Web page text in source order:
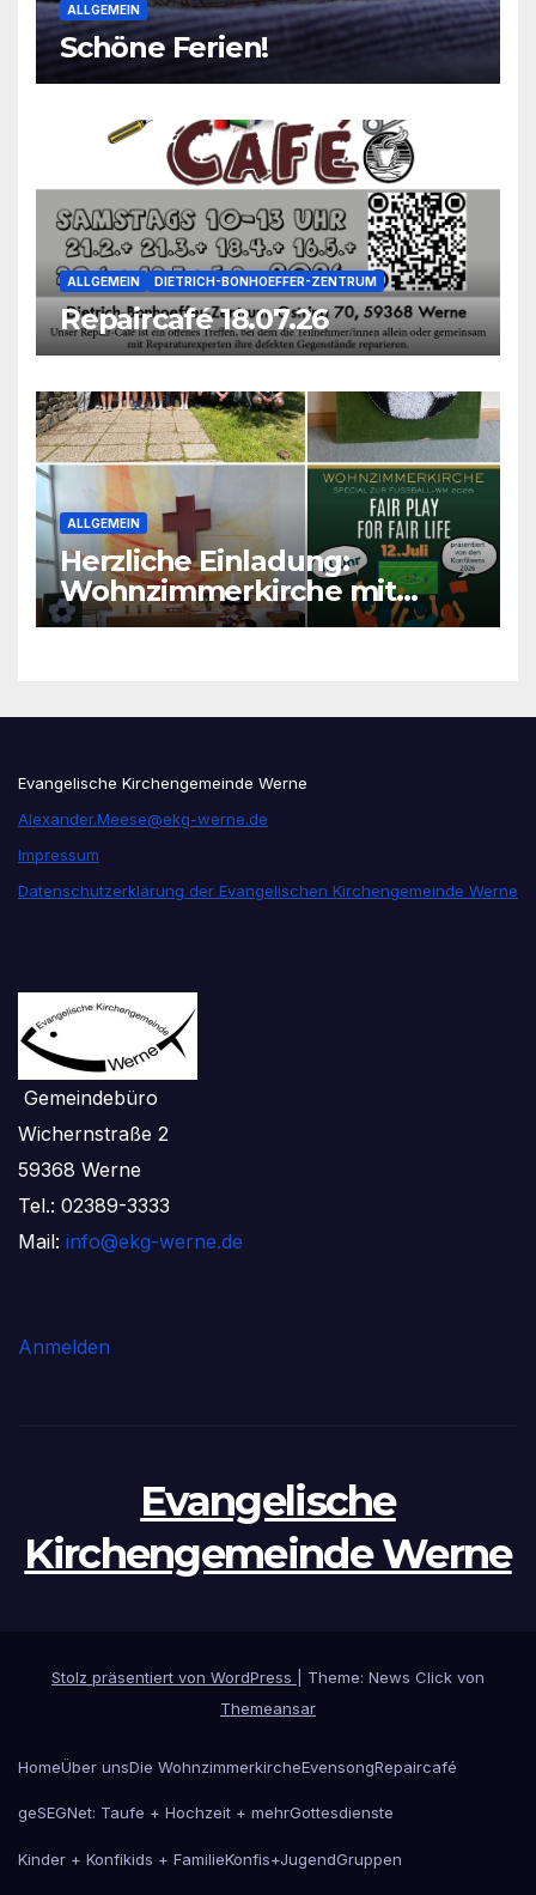
ALLGEMEIN
Schöne Ferien!
ALLGEMEIN DIETRICH-BONHOEFFER-ZENTRUM
Repaircafé 18.07.26
ALLGEMEIN
Herzliche Einladung:
Wohnzimmerkirche mit
unseren Konfis
Evangelische Kirchengemeinde Werne
Alexander.Meese@ekg-werne.de
Impressum
Datenschutzerklärung der Evangelischen Kirchengemeinde Werne
Gemeindebüro
Wichernstraße 2
59368 Werne
Tel.: 02389-3333
Mail: info@ekg-werne.de
Anmelden
Evangelische
Kirchengemeinde Werne
Stolz präsentiert von WordPress
Theme: News Click von
Themeansar
HomeÜber unsDie WohnzimmerkircheEvensongRepaircafé
geSEGNet: Taufe + Hochzeit + mehrGottesdienste
Kinder + Konfikids + FamilieKonfis+JugendGruppen